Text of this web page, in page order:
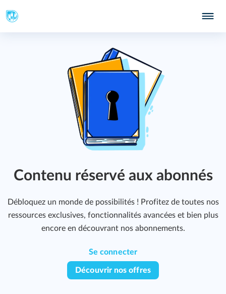
Contenu réservé aux abonnés
Débloquez un monde de possibilités ! Profitez de toutes nos
ressources exclusives, fonctionnalités avancées et bien plus
encore en découvrant nos abonnements.
Se connecter
Découvrir nos offres